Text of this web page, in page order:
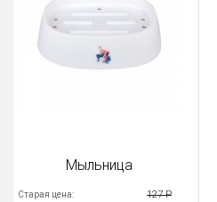
Мыльница
Старая цена: 127 Р